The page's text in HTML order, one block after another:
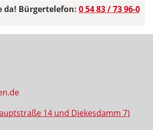
da! Bürgertelefon: 0 54 83 / 73 96-0
14 und Diekesdamm 7)